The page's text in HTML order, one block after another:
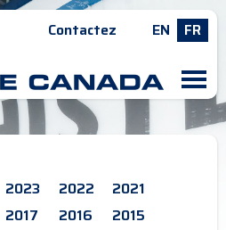
Contactez EN FR
M
2023 2022
2021
2017 2016
2015